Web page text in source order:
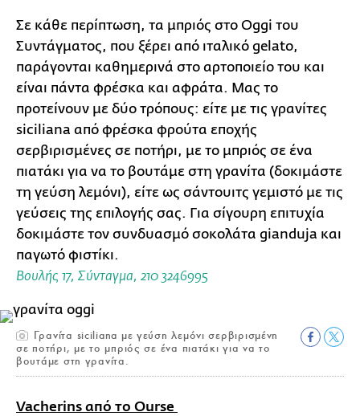
Σε κάθε περίπτωση, τα μπριός στο Oggi του
Συντάγματος, που ξέρει από ιταλικό gelato,
παράγονται καθημερινά στο αρτοποιείο του και
είναι πάντα φρέσκα και αφράτα. Μας το
προτείνουν με δύο τρόπους: είτε με τις γρανίτες
siciliana από φρέσκα φρούτα εποχής
σερβιρισμένες σε ποτήρι, με το μπριός σε ένα
πιατάκι για να το βουτάμε στη γρανίτα (δοκιμάστε
τη γεύση λεμόνι), είτε ως σάντουιτς γεμιστό με τις
γεύσεις της επιλογής σας. Για σίγουρη επιτυχία
δοκιμάστε τον συνδυασμό σοκολάτα gianduja και
παγωτό φιστίκι.
Βουλής 17, Σύνταγμα, 210 3246995
Γρανίτα siciliana με γεύση λεμόνι σερβιρισμένη
σε ποτήρι, με το μπριός σε ένα πιατάκι για να το
βουτάμε στη γρανίτα.
Vacherins από το Οurse